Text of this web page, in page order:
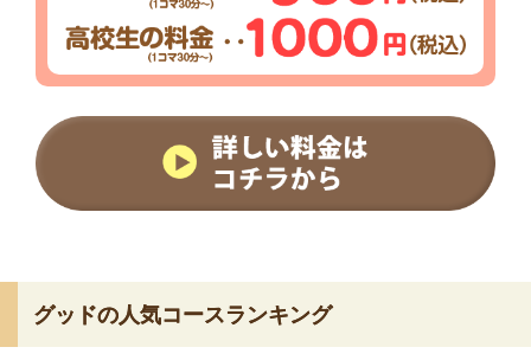
グッドの人気コースランキング